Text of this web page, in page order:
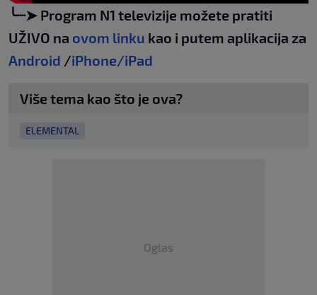
╰┈➤ Program N1 televizije možete pratiti
UŽIVO na ovom linku kao i putem aplikacija za
Android /iPhone/iPad
Više tema kao što je ova?
ELEMENTAL
Oglas